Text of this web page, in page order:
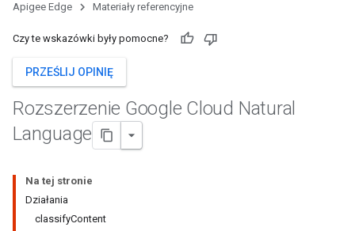
Apigee Edge Materiały referencyjne
Czy te wskazówki były pomocne?
PRZEŚLIJ OPINIĘ
Rozszerzenie Google Cloud Natural
Language
Na tej stronie
Działania
classifyContent